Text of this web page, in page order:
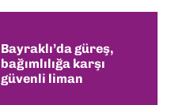
Bayraklı’da güreş,
bağımlılığa karşı
güvenli liman